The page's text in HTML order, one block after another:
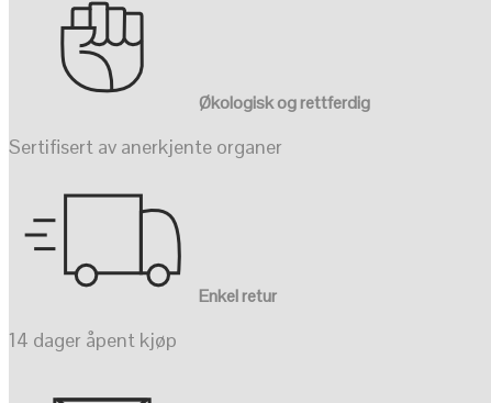
Økologisk og rettferdig
Sertifisert av anerkjente organer
Enkel retur
14 dager åpent kjøp